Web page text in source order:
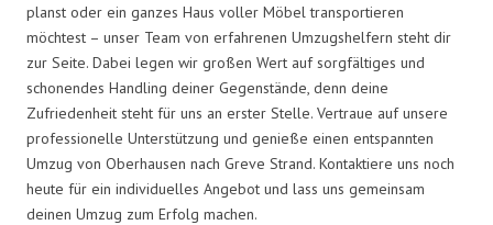
planst oder ein ganzes Haus voller Möbel transportieren
möchtest – unser Team von erfahrenen Umzugshelfern steht dir
zur Seite. Dabei legen wir großen Wert auf sorgfältiges und
schonendes Handling deiner Gegenstände, denn deine
Zufriedenheit steht für uns an erster Stelle. Vertraue auf unsere
professionelle Unterstützung und genieße einen entspannten
Umzug von Oberhausen nach Greve Strand. Kontaktiere uns noch
heute für ein individuelles Angebot und lass uns gemeinsam
deinen Umzug zum Erfolg machen.